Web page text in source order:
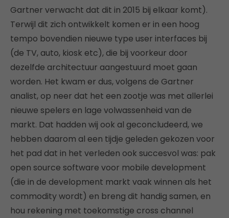
Gartner verwacht dat dit in 2015 bij elkaar komt).
Terwijl dit zich ontwikkelt komen er in een hoog
tempo bovendien nieuwe type user interfaces bij
(de TV, auto, kiosk etc), die bij voorkeur door
dezelfde architectuur aangestuurd moet gaan
worden. Het kwam er dus, volgens de Gartner
analist, op neer dat het een zootje was met allerlei
nieuwe spelers en lage volwassenheid van de
markt. Dat hadden wij ook al geconcludeerd, we
hebben daarom al een tijdje geleden gekozen voor
het pad dat in het verleden ook succesvol was: pak
open source software voor mobile development
(die in de development markt vaak winnen als het
commodity wordt) en breng dit handig samen, en
hou rekening met toekomstige cross channel